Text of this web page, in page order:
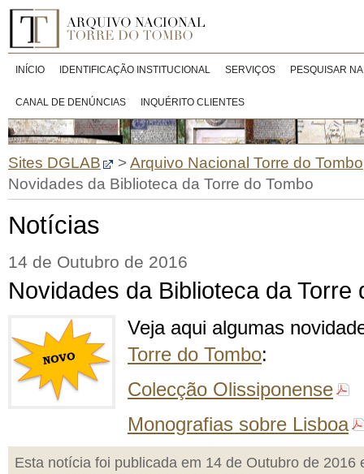
INÍCIO IDENTIFICAÇÃO INSTITUCIONAL SERVIÇOS PESQUISAR
CANAL DE DENÚNCIAS INQUÉRITO CLIENTES
Sites DGLAB >Arquivo Nacional Torre do Tombo
Novidades da Biblioteca da Torre do Tombo
Notícias
14 de Outubro de 2016
Novidades da Biblioteca da Torre
Veja aqui algumas
Torre do Tombo:
Colecção Olissiponense
Monografias sobre Lisboa
Esta notícia foi publicada em 14 de Outubro de 2016